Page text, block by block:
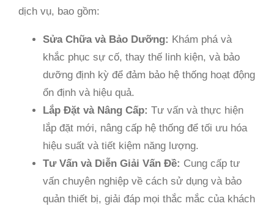
dịch vụ, bao gồm:
Sửa Chữa và Bảo Dưỡng: Khám phá và
khắc phục sự cố, thay thế linh kiện, và bảo
dưỡng định kỳ để đảm bảo hệ thống hoạt động
ổn định và hiệu quả.
Lắp Đặt và Nâng Cấp: Tư vấn và thực hiện
lắp đặt mới, nâng cấp hệ thống để tối ưu hóa
hiệu suất và tiết kiệm năng lượng.
Tư Vấn và Diễn Giải Vấn Đề: Cung cấp tư
vấn chuyên nghiệp về cách sử dụng và bảo
quản thiết bị, giải đáp mọi thắc mắc của khách